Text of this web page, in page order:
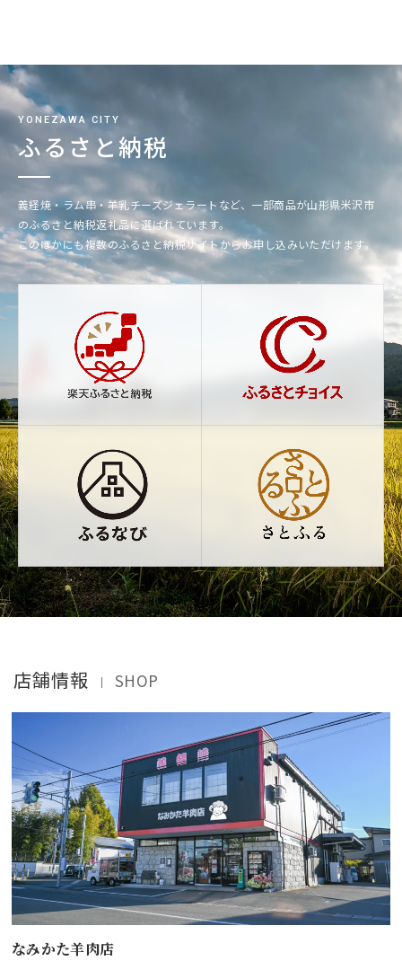
YONEZAWA CITY
ふるさと納税
義経焼・ラム串・羊乳チーズジェラートなど、一部商品が山形県米沢市
のふるさと納税返礼品に選ばれています。
このほかにも複数のふるさと納税サイトからお申し込みいただけます。
店舗情報 ｜ SHOP
なみかた羊肉店